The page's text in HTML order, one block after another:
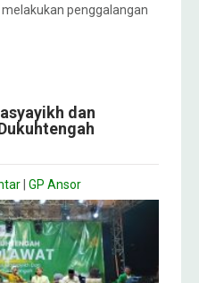
penggalangan
dan
GP Ansor